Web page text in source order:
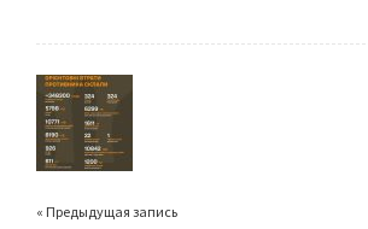
o
o
k
er
« Предыдущая запись